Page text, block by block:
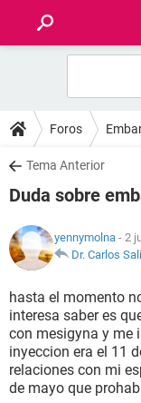
FOROS
SALUD
NUTRICIÓN
BIENESTAR
SEXUALIDAD
GLOSARIO
Foros
Tema Anterior
Duda sobre
yennymolna - 2
Dr. Carlos
hasta el momento
interesa saber es
con mesigyna y me
inyeccion era el 11
relaciones con mi
de mayo que